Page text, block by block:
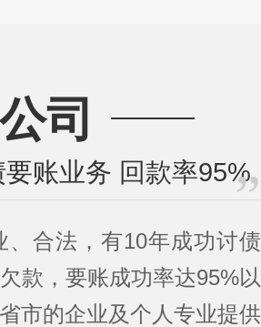
司
账业务 回款率95%
合法，有10年成功讨债
款，要账成功率达95%以
市的企业及个人专业提供